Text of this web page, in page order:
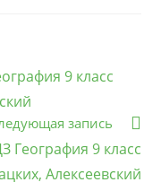
9 класс
запись
География 9 класс
Алексеевский